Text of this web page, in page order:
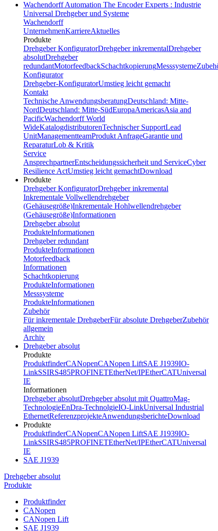
Wachendorff Automation The Encoder Experts : Industrie
Universal Drehgeber und Systeme
Wachendorff
UnternehmenKarriereAktuelles
Produkte
Drehgeber KonfiguratorDrehgeber inkrementalDrehgeber
absolutDrehgeber
redundantMotorfeedbackSchachtkopierungMesssysteme
Konfigurator
Drehgeber-KonfiguratorUmstieg leicht gemacht
Kontakt
Technische AnwendungsberatungDeutschland: Mitte-
NordDeutschland: Mitte-SüdEuropaAmericasAsia and
PacificWachendorff World
WideKatalogdistributorenTechnischer SupportLead
UnitManagementteamProdukt AnfrageGarantie und
ReparaturLob & Kritik
Service
AnsprechpartnerEntscheidungssicherheit und ServiceCyber
Resilience ActUmstieg leicht gemachtDownload
Produkte
Drehgeber KonfiguratorDrehgeber inkremental
Inkrementale Vollwellendrehgeber
(Gehäusegröße)Inkrementale Hohlwellendrehgeber
(Gehäusegröße)Informationen
Drehgeber absolut
ProdukteInformationen
Drehgeber redundant
ProdukteInformationen
Motorfeedback
Informationen
Schachtkopierung
ProdukteInformationen
Messsysteme
ProdukteInformationen
Zubehör
Für inkrementale DrehgeberFür absolute DrehgeberZubehör
allgemein
Archiv
Drehgeber absolut
Produkte
ProduktfinderCANopenCANopen LiftSAE J1939IO-
LinkSSIRS485PROFINETEtherNet/IPEtherCATUniversal
IE
Informationen
Drehgeber absolutDrehgeber absolut mit QuattroMag-
TechnologieEnDra-TechnolgieIO-LinkUniversal Industrial
EthernetReferenzprojekteAnwendungsberichteDownload
Produkte
ProduktfinderCANopenCANopen LiftSAE J1939IO-
LinkSSIRS485PROFINETEtherNet/IPEtherCATUniversal
IE
SAE J1939
Drehgeber absolut
Produkte
Produktfinder
CANopen
CANopen Lift
SAE J1939